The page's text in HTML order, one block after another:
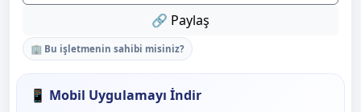
🔗 Paylaş
🏢 Bu işletmenin sahibi misiniz?
📱 Mobil Uygulamayı İndir